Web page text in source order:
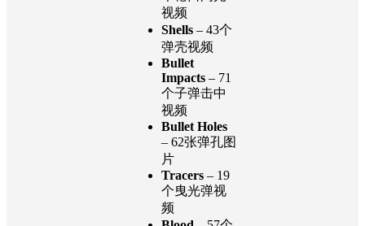
Muzzle
Flashes
– 66
个枪口闪光
视频
Shells– 43个
弹壳视频
Bullet
Impacts– 71
个子弹击中
视频
Bullet Holes
– 62张弹孔图
片
Tracers
– 19